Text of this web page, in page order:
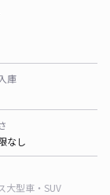
庫
なし
大型車・SUV